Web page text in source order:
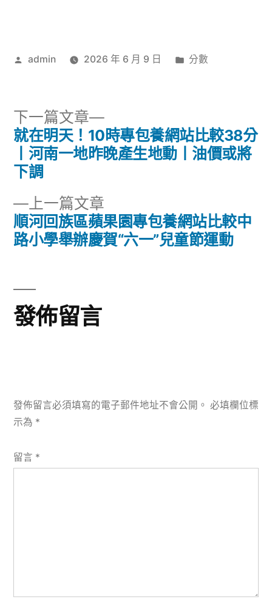
作
admin 2026 年 6 月 9 日
分
分數
文
章
導
覽
上一篇文章
一
篇
順河回族區蘋果園專包養網站比較中
路小學舉辦慶賀“六一”兒童節運動
下一篇文章
下
一
篇
就在明天！10時專包養網站比較38分
丨河南一地昨晚產生地動丨油價或將
下調
發佈留言
發佈留言必須填寫的電子郵件地址不會公開。 必填欄位標
示為 *
留言 *